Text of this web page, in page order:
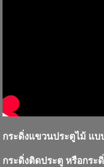
กระดิ่งแขวนประตูไม้ แบ
กระดิ่งติดประตู หรือกระ